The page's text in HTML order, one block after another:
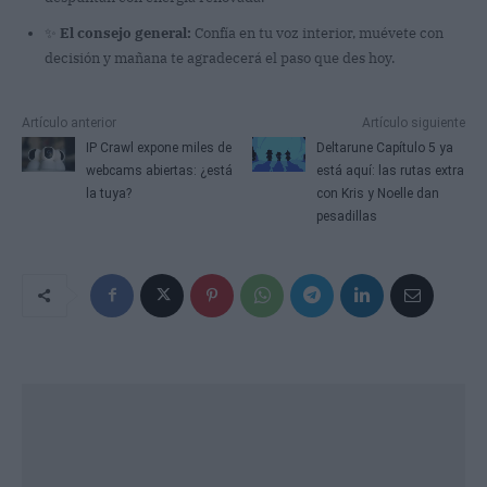
El consejo general: Confía en tu voz interior, muévete con
decisión y mañana te agradecerá el paso que des hoy.
Artículo anterior
IP Crawl expone miles de
webcams abiertas: ¿está
la tuya?
Artículo siguiente
Deltarune Capítulo 5 ya
está aquí: las rutas extra
con Kris y Noelle dan
pesadillas